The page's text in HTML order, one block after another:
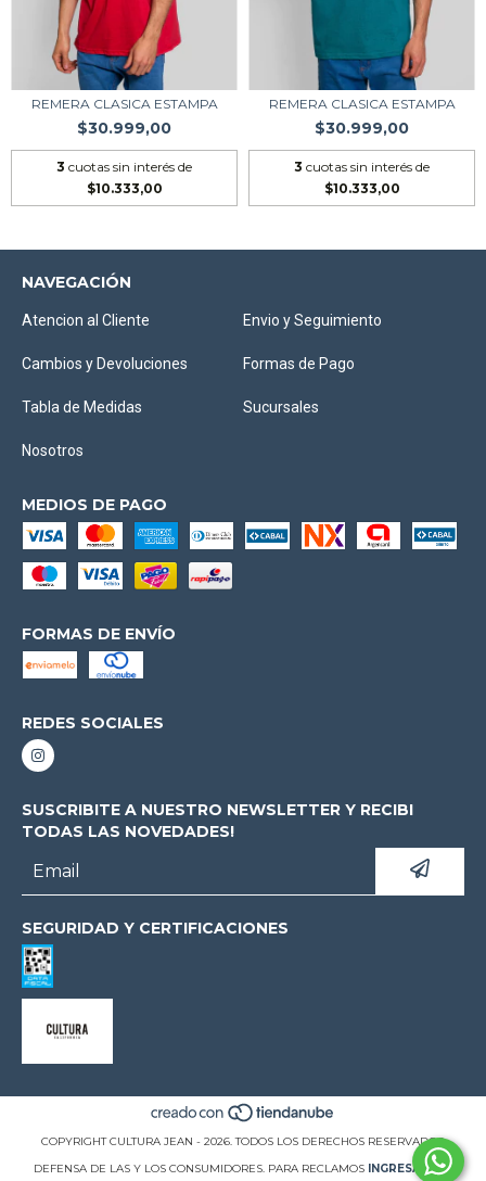
REMERA CLASICA ESTAMPA
$30.999,00
3 cuotas sin interés de
$10.333,00
REMERA CLASICA ESTAMPA
$30.999,00
3 cuotas sin interés de
$10.333,00
NAVEGACIÓN
Atencion al Cliente Envio y Seguimiento
Cambios y Devoluciones Formas de Pago
Tabla de Medidas Sucursales
Nosotros
MEDIOS DE PAGO
FORMAS DE ENVÍO
REDES SOCIALES
SUSCRIBITE A NUESTRO NEWSLETTER Y RECIBI
TODAS LAS NOVEDADES!
SEGURIDAD Y CERTIFICACIONES
COPYRIGHT CULTURA JEAN - 2026. TODOS LOS DERECHOS RESERVADOS.
DEFENSA DE LAS Y LOS CONSUMIDORES. PARA RECLAMOS INGRESÁ ACÁ.